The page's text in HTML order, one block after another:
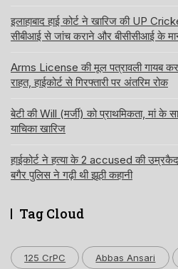
इलाहाबाद हाई कोर्ट ने खारिज की UP
सीबीआई से जांच कराने और बीसीसीआई के
Arms License की मूल पत्रावली गायब
राहत, हाईकोर्ट से गिरफ्तारी पर अंतरिम रोक
बेटी की Will (मर्जी) को प्राथमिकता, मां के
याचिका खारिज
हाईकोर्ट ने हत्या के 2 accused की
बगैर पुलिस ने गढ़ी थी झूठी कहानी
Tag Cloud
125 CrPC Abbas Ansari